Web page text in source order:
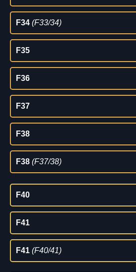
F34 (F33/34)
F35
F36
F37
F38
F38 (F37/38)
F40
F41
F41 (F40/41)